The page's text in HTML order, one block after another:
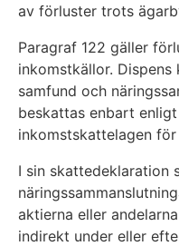
av förluster trots
Paragraf 122 gäller
inkomstkällor.
samfund och
beskattas enbart
inkomstskattelagen
I sin skattedeklaration
aktierna eller
indirekt under eller